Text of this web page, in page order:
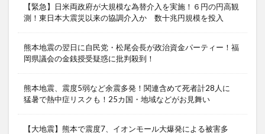
【緊急】日米両政府が大規模な為替介入を実施！６円の円高観
測！東日本大震災以来の協調介入か 数十兆円規模を投入
熊本地震の翌日に自民党・松尾会長が政治資金パーティー！福
岡県議会の金銭授受疑惑に批判殺到！
熊本地震、震度5弱など余震多発！関連含めて死者計28人に
猛暑で熱中症リスクも！25カ国・地域などがお見舞い
【大地震】熊本で震度7、イオンモール大爆発による被害多